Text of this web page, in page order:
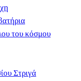
του κόσμου
Στριγά